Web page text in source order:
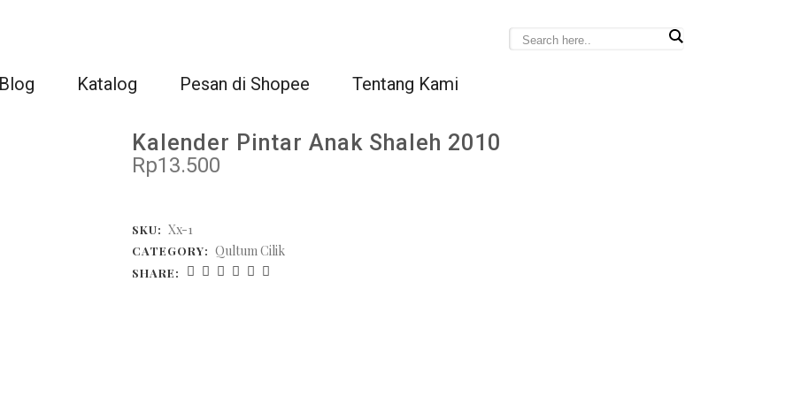
Katalog Pesan di Shopee Tentang Kami
Kalender Pintar Anak Shaleh 2010
Rp13.500
SKU: Xx-1
CATEGORY: Qultum Cilik
SHARE: